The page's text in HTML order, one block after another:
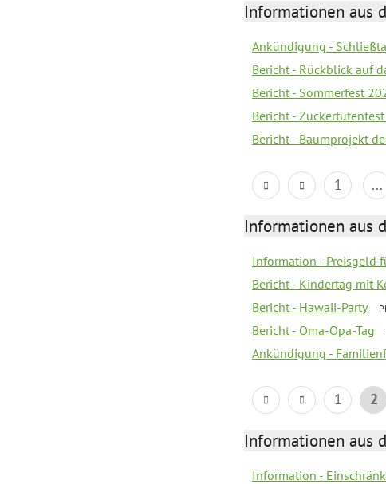
Informationen aus
Ankündigung -
Bericht - Rückblick auf
Bericht - Sommerfest
Bericht -
Bericht - Baumprojekt
1 ...
Informationen aus
Information - Preisgeld
Bericht - Kindertag mit
Bericht - Hawaii-Party
Bericht - Oma-Opa-Tag
Ankündigung -
1 2
Informationen aus
Information -